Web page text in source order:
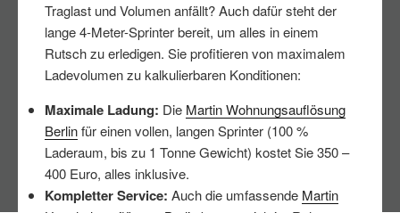
Traglast und Volumen anfällt? Auch dafür steht der
lange 4-Meter-Sprinter bereit, um alles in einem
Rutsch zu erledigen. Sie profitieren von maximalem
Ladevolumen zu kalkulierbaren Konditionen:
Maximale Ladung: Die Martin Wohnungsauflösung
Berlinfür einen vollen, langen Sprinter (100 %
Laderaum, bis zu 1 Tonne Gewicht) kostet Sie 350 –
400 Euro, alles inklusive.
Kompletter Service: Auch die umfassende Martin